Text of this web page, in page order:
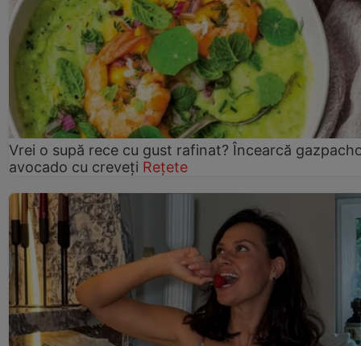
Vrei o supă rece cu gust rafinat? Încearcă
avocado cu creveți Rețete